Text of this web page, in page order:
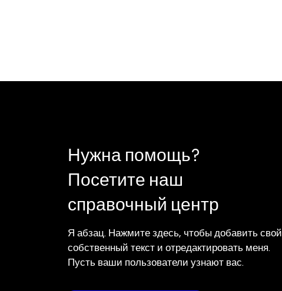
Нужна помощь?
Посетите наш
справочный центр
Я абзац. Нажмите здесь, чтобы добавить свой
собственный текст и отредактировать меня.
Пусть ваши пользователи узнают вас.